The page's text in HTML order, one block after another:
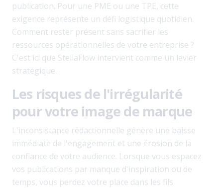
publication. Pour une PME ou une TPE, cette
exigence représente un défi logistique quotidien.
Comment rester présent sans sacrifier les
ressources opérationnelles de votre entreprise ?
C'est ici que StellaFlow intervient comme un levier
stratégique.
Les risques de l'irrégularité
pour votre image de marque
L'inconsistance rédactionnelle génère une baisse
immédiate de l'engagement et une érosion de la
confiance de votre audience. Lorsque vous espacez
vos publications par manque d'inspiration ou de
temps, vous perdez votre place dans les fils